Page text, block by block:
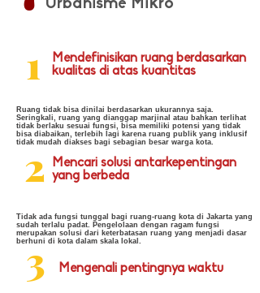
Urbanisme Mikro
1
Mendefinisikan ruang berdasarkan
kualitas di atas kuantitas
2
Ruang tidak bisa dinilai berdasarkan ukurannya saja.
Seringkali, ruang yang dianggap marjinal atau bahkan terlihat
tidak berlaku sesuai fungsi, bisa memiliki potensi yang tidak
bisa diabaikan, terlebih lagi karena ruang publik yang inklusif
tidak mudah diakses bagi sebagian besar warga kota.
Mencari solusi antarkepentingan
yang berbeda
Tidak ada fungsi tunggal bagi ruang-ruang kota di Jakarta yang
sudah terlalu padat. Pengelolaan dengan ragam fungsi
merupakan solusi dari keterbatasan ruang yang menjadi dasar
berhuni di kota dalam skala lokal.
3 Mengenali pentingnya waktu